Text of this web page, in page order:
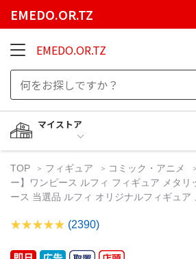
EMEDO.OR.TZ
EMEDO.OR.TZ
マイストア
TOP フィギュア コミック・アニメ
ー】ワンピース ルフィ フィギュア メタリ
ース 当選品 ルフィ オリジナルフィギュア
(2390)